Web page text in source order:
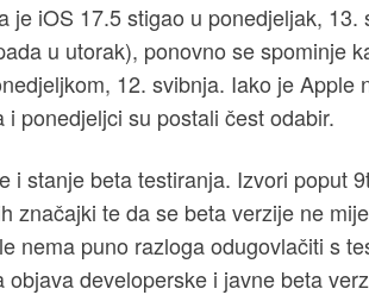
je iOS 17.5 stigao u ponedjeljak, 13.
u utorak), ponovno se spominje
12. svibnja. Iako je Apple
ponedjeljci su postali čest odabir.
i stanje beta testiranja. Izvori poput
značajki te da se beta verzije ne
nema puno razloga odugovlačiti s
developerske i javne beta